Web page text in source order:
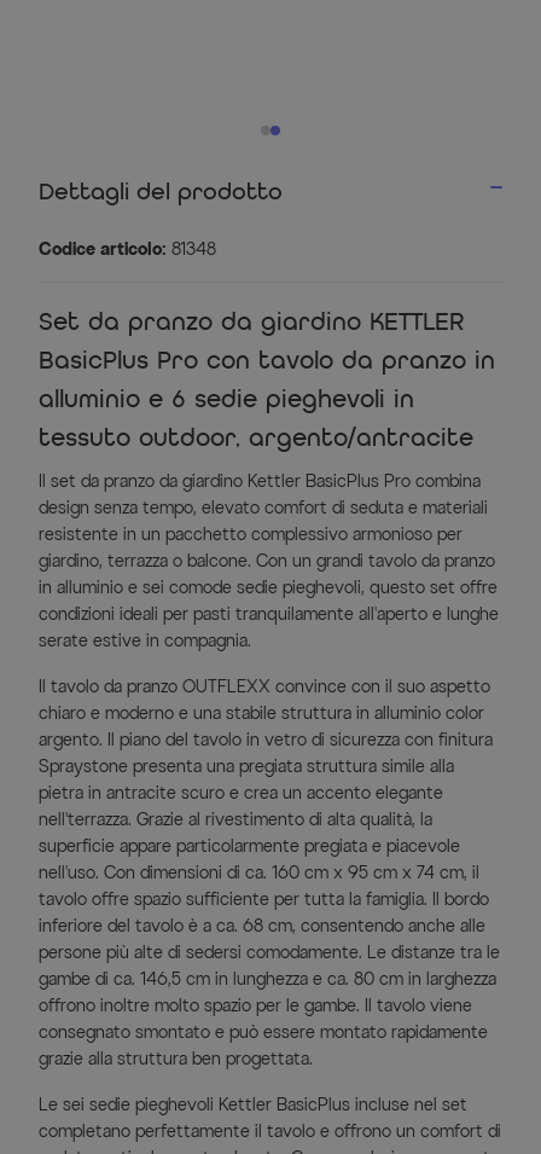
Dettagli del prodotto
Codice articolo: 81348
Set da pranzo da giardino KETTLER
BasicPlus Pro con tavolo da pranzo in
alluminio e 6 sedie pieghevoli in
tessuto outdoor, argento/antracite
Il set da pranzo da giardino Kettler BasicPlus Pro combina
design senza tempo, elevato comfort di seduta e materiali
resistente in un pacchetto complessivo armonioso per
giardino, terrazza o balcone. Con un grandi tavolo da pranzo
in alluminio e sei comode sedie pieghevoli, questo set offre
condizioni ideali per pasti tranquilamente all'aperto e lunghe
serate estive in compagnia.
Il tavolo da pranzo OUTFLEXX convince con il suo aspetto
chiaro e moderno e una stabile struttura in alluminio color
argento. Il piano del tavolo in vetro di sicurezza con finitura
Spraystone presenta una pregiata struttura simile alla
pietra in antracite scuro e crea un accento elegante
nell'terrazza. Grazie al rivestimento di alta qualità, la
superficie appare particolarmente pregiata e piacevole
nell'uso. Con dimensioni di ca. 160 cm x 95 cm x 74 cm, il
tavolo offre spazio sufficiente per tutta la famiglia. Il bordo
inferiore del tavolo è a ca. 68 cm, consentendo anche alle
persone più alte di sedersi comodamente. Le distanze tra le
gambe di ca. 146,5 cm in lunghezza e ca. 80 cm in larghezza
offrono inoltre molto spazio per le gambe. Il tavolo viene
consegnato smontato e può essere montato rapidamente
grazie alla struttura ben progettata.
Le sei sedie pieghevoli Kettler BasicPlus incluse nel set
completano perfettamente il tavolo e offrono un comfort di